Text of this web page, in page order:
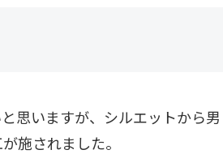
思いますが、シルエットから男
施されました。